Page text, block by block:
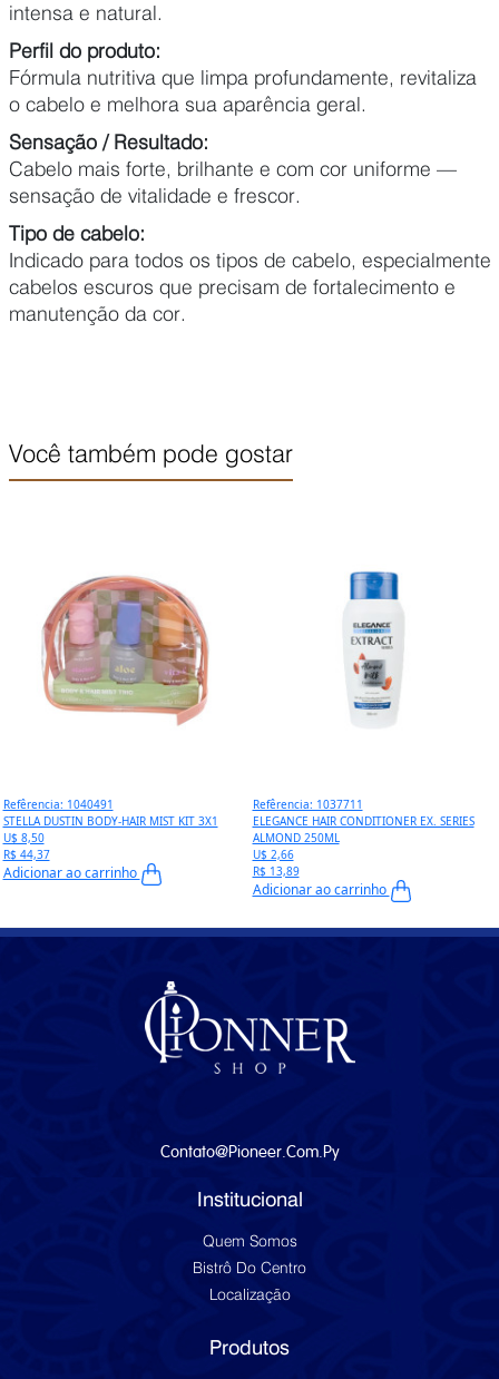
intensa e natural.
Perfil do produto:
Fórmula nutritiva que limpa profundamente, revitaliza
o cabelo e melhora sua aparência geral.
Sensação / Resultado:
Cabelo mais forte, brilhante e com cor uniforme —
sensação de vitalidade e frescor.
Tipo de cabelo:
Indicado para todos os tipos de cabelo, especialmente
cabelos escuros que precisam de fortalecimento e
manutenção da cor.
Você também pode gostar
Refêrencia: 1040491
STELLA DUSTIN BODY-HAIR MIST KIT 3X1
U$ 8,50
R$ 44,37
Adicionar ao carrinho
Refêrencia: 1037711
ELEGANCE HAIR CONDITIONER EX. SERIES
ALMOND 250ML
U$ 2,66
R$ 13,89
Adicionar ao carrinho
Contato@pioneer.com.py
Institucional
Quem Somos
Bistrô Do Centro
Localização
Produtos